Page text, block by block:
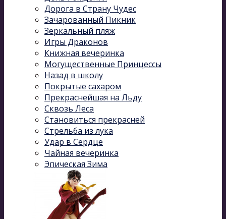
Дорога в Страну Чудес
Зачарованный Пикник
Зеркальный пляж
Игры Драконов
Книжная вечеринка
Могущественные Принцессы
Назад в школу
Покрытые сахаром
Прекраснейшая на Льду
Сквозь Леса
Становиться прекрасней
Стрельба из лука
Удар в Сердце
Чайная вечеринка
Эпическая Зима